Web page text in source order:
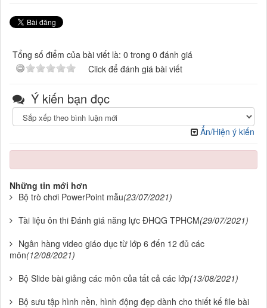
Tổng số điểm của bài viết là: 0 trong 0 đánh giá
Click để đánh giá bài viết
Ý kiến bạn đọc
Ẩn/Hiện ý kiến
Những tin mới hơn
Bộ trò chơi PowerPoint mẫu(23/07/2021)
Tài liệu ôn thi Đánh giá năng lực ĐHQG TPHCM(29/07/2021)
Ngân hàng video giáo dục từ lớp 6 đến 12 đủ các
môn(12/08/2021)
Bộ Slide bài giảng các môn của tất cả các lớp(13/08/2021)
Bộ sưu tập hình nền, hình động đẹp dành cho thiết kế file bài